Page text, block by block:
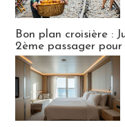
Bon plan croisière :
2ème passager